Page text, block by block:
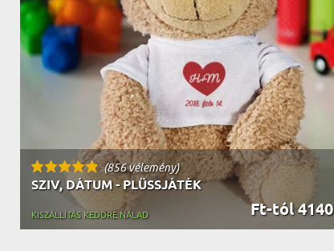
(856 vélemény)
SZIV, DÁTUM - PLÜSSJÁTÉK
Ft-tól
KISZÁLLÍTÁS KEDDRE NÁLAD